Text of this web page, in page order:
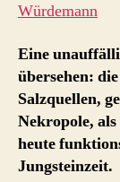
Würdemann
Eine
übersehen:
Salzquellen,
Nekropole,
heute
Jungsteinzeit.